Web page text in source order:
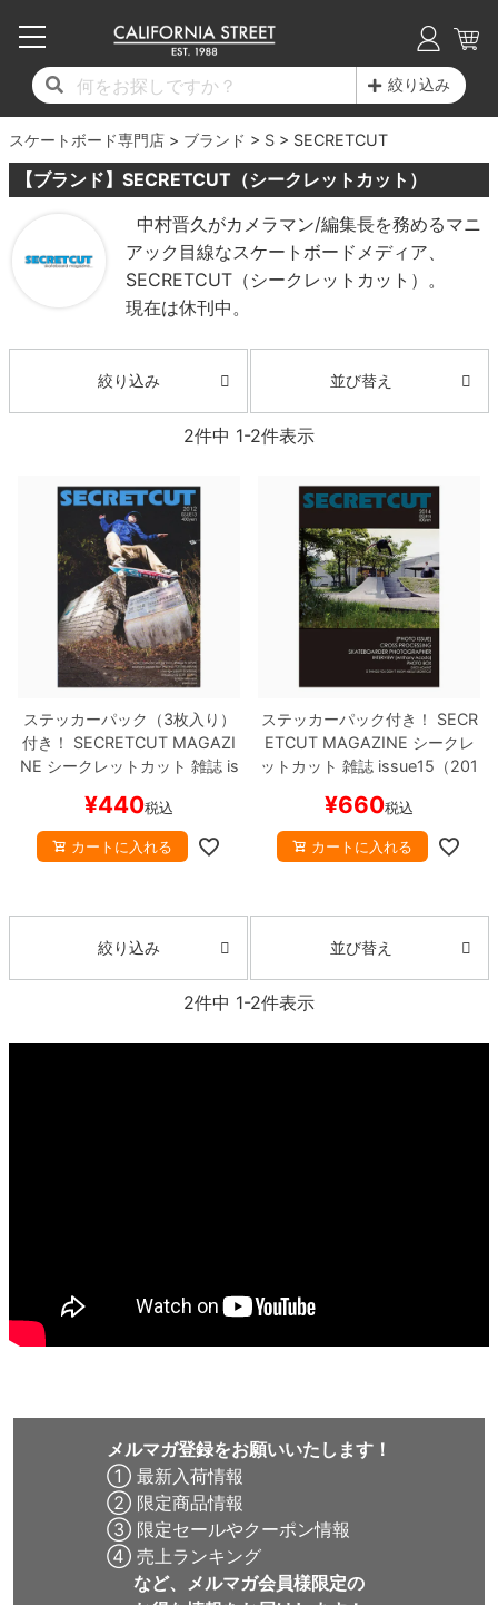
絞り込み
スケートボード専門店 ブランド S SECRETCUT
【ブランド】SECRETCUT（シークレットカット）
中村晋久がカメラマン/編集長を務めるマニ
アック目線なスケートボードメディア、
SECRETCUT（シークレットカット）。
現在は休刊中。
絞り込み 並び替え
2件中 1-2件表示
ステッカーパック（3枚入り）
付き！
SECRETCUT MAGAZI
NE シークレットカット 雑誌is
ド スケボー
¥440税込
カートに入れる
ステッカーパック付き！
SECR
ETCUT MAGAZINE シークレ
ットカット 雑誌 issue15（201
¥660税込
カートに入れる
絞り込み 並び替え
2件中 1-2件表示
メルマガ登録をお願いいたします！
① 最新入荷情報
② 限定商品情報
③ 限定セールやクーポン情報
④ 売上ランキング
など、メルマガ会員様限定の
17時までのご注文は当日発送！
11,000円以上で送料無料！
毎月1日はポイント5倍！10日と20日は3倍！
コンプリートセット（完成品）
デッキ
17時までのご注文は当日発送！
11,000円以上で送料無料！
毎月1日はポイント5倍！10日と20日は3倍！
デッキ新着一覧
デッキブランド一覧（全てのデッキ）
サイズからデッキを選ぶ
子供用デッキ
7.0inch以下
7.2inch
7.3inch
7.8inch
7.9inch
8.0inch
8.1inch
8.2inch
8.3inch
17時までのご注文は当日発送！
11,000円以上で送料無料！
毎月1日はポイント5倍！10日と20日は3倍！
トラック新着一覧
トラックブランド一覧（全てのトラック）
適合デッキサイズから選ぶ
7.0inch以下
7.2inch
7.3inch
7.5inch
7.9inch
8.0inch
8.1inch
8.2inch
8.3inch
8.4inch
ウィール
17時までのご注文は当日発送！
11,000円以上で送料無料！
毎月1日はポイント5倍！10日と20日は3倍！
ウィール新着一覧
ウィールブランド一覧（全てのウィール）
ウィールをサイズから選ぶ
50mm
51mm
52mm
53mm
57mm
58mm
59mm
60mm
62mm
63mm
ボーンズ XF（エックスフォーミュラ）
ボーンズ STF（エスティーエフ）
パウエルペラルタ DF（ドラゴンフォーミュ
ソフトウィール（クルーザー）
デッキテープ
ボルト
パーツ・その他
足回りセット（トラック・ウィールセット）
ヘルメット・パッド
練習用アイテム（初心者におすすめ）
スケートケース・バッグ
17時までのご注文は当日発送！
11,000円以上で送料無料！
毎月1日はポイント5倍！10日と20日は3倍！
シューズ新着一覧
シューズブランド一覧
シューズをサイズから選ぶ
20cm
21cm
22cm
22.5cm
24.5cm
25cm
25.5cm
26cm
26.5cm
27cm
シューレース・その他
17時までのご注文は当日発送！
11,000円以上で送料無料！
毎月1日はポイント5倍！10日と20日は3倍！
Tシャツ
ロングスリーブTシャツ
ジャケット
パーカー
トレーナー・セーター
パンツ
ショーツ
長袖ボタンシャツ
7分袖シャツ・ラグラン
半袖シャツ
キャップ
ソックス
サイズの測り方
17時までのご注文は当日発送！
11,000円以上で送料無料！
毎月1日はポイント5倍！10日と20日は3倍！
最新ブログ一覧
カテゴリー
17時までのご注文は当日発送！
11,000円以上で送料無料！
毎月1日はポイント5倍！10日と20日は3倍！
初心者の方へ
商品情報
INFO
スケートパーク情報
17時までのご注文は当日発送！
11,000円以上で送料無料！
毎月1日はポイント5倍！10日と20日は3倍！
店舗情報
ショップライダー紹介
スタッフ紹介
プライバシーポリシー
特定商取引法に基づく表記